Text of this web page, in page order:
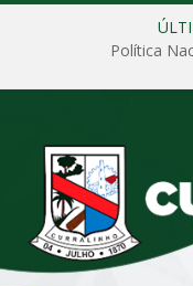
Política